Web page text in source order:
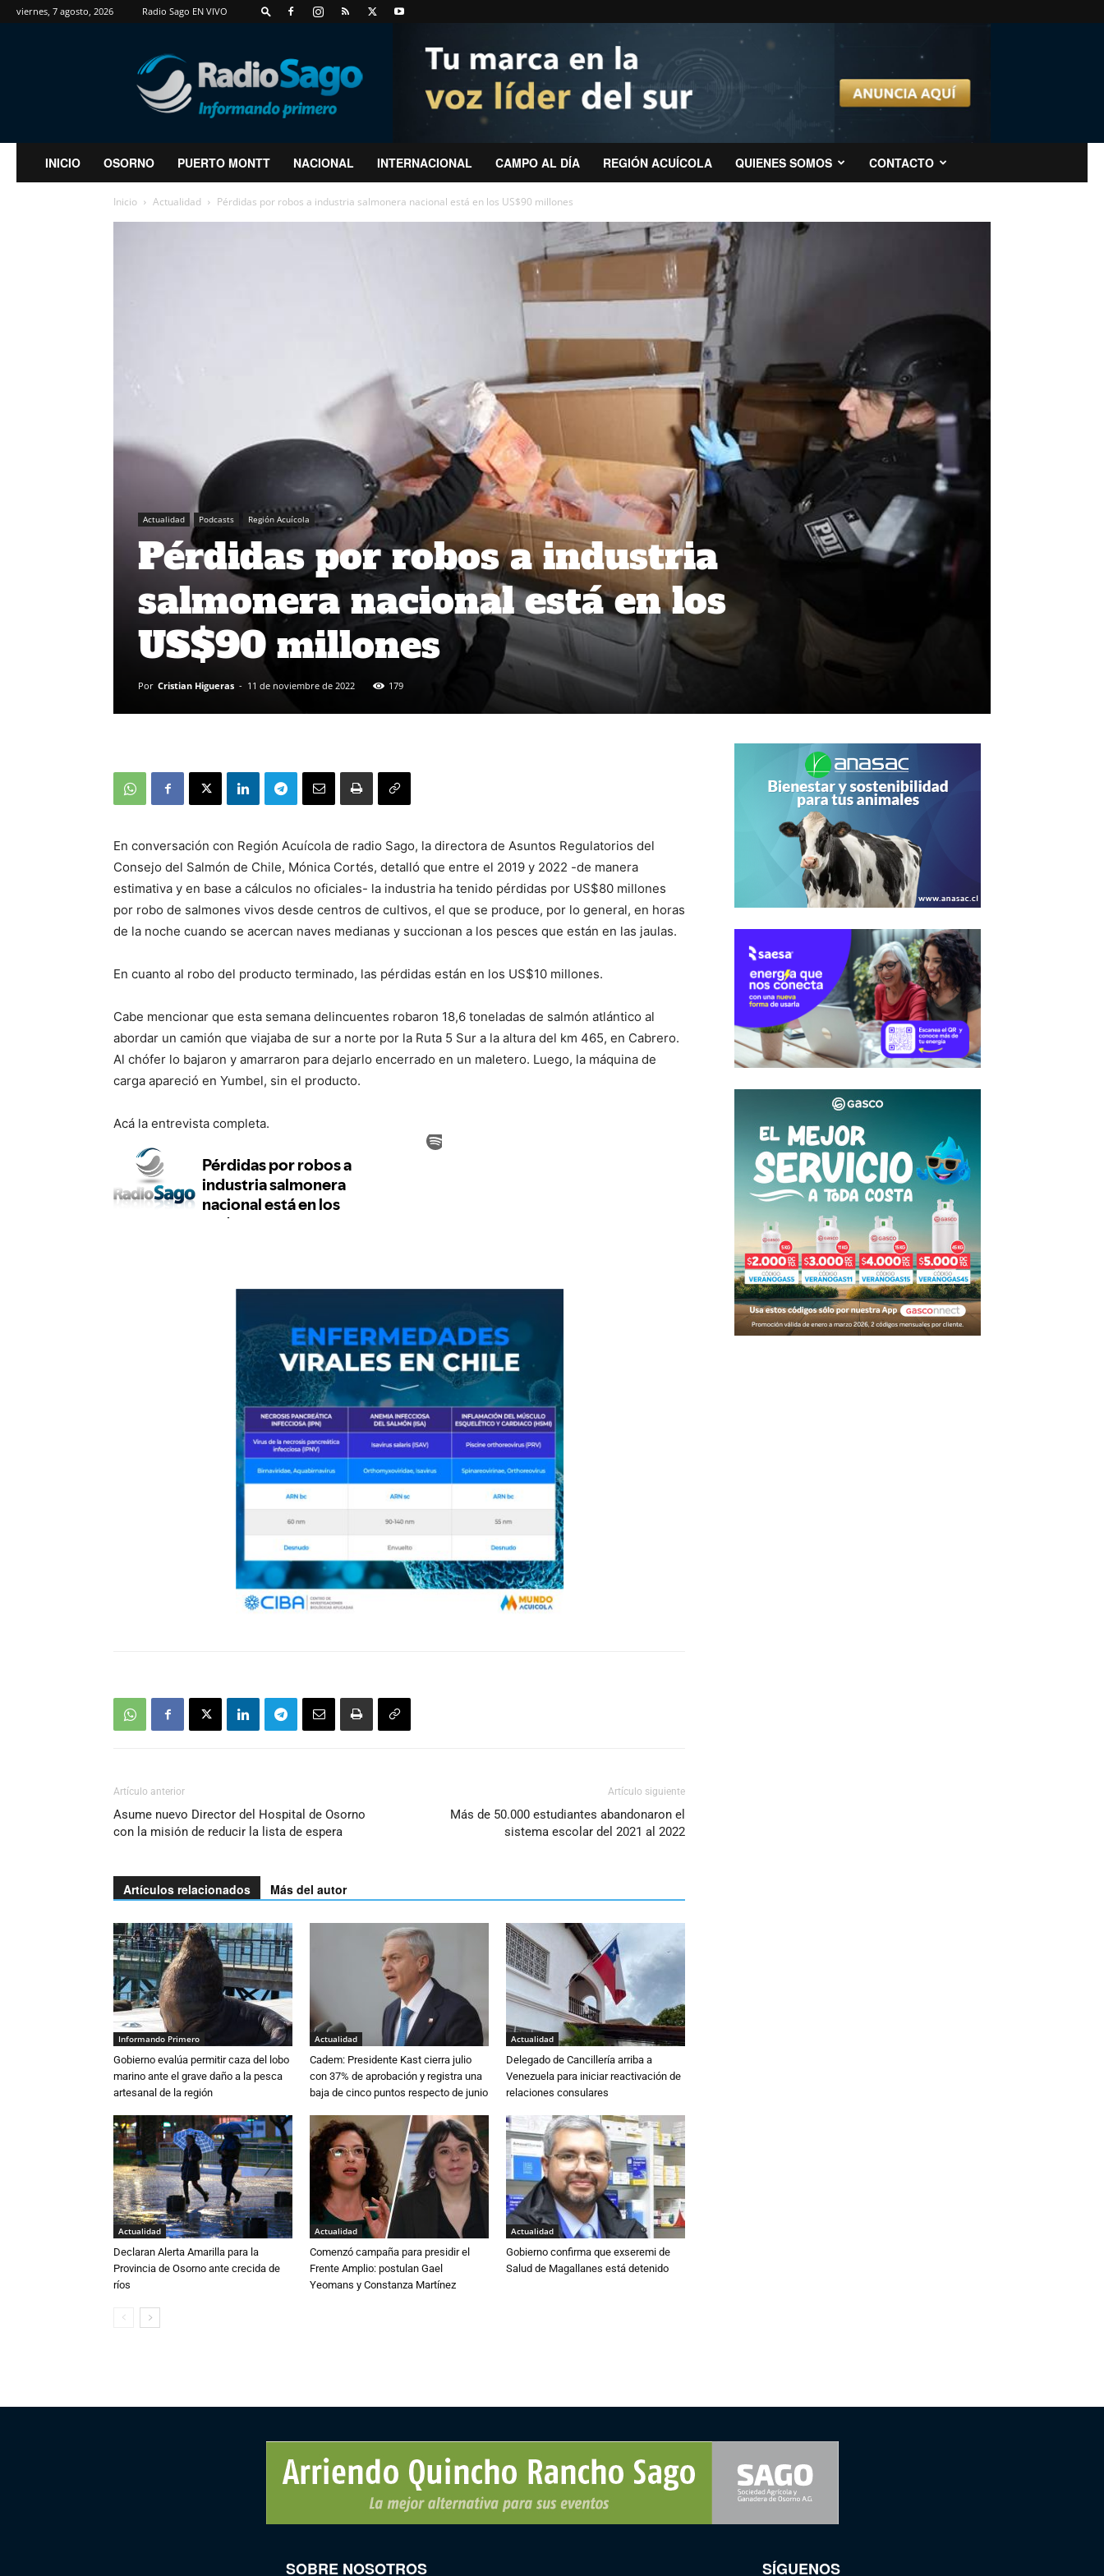
viernes, 7 agosto, 2026 Radio Sago EN VIVO
RadioSago
INICIO OSORNO PUERTO MONTT NACIONAL INTERNACIONAL CAMPO AL DÍA REGIÓN ACUÍCOLA QUIENES SOMOS CONTACTO
Inicio Actualidad Pérdidas por robos a industria salmonera nacional está en los US$90 millones
Actualidad Podcasts Región Acuícola
Pérdidas por robos a industria
salmonera nacional está en los
US$90 millones
Por Cristian Higueras - 11 de noviembre de 2022 179
En conversación con Región Acuícola de radio Sago, la directora de Asuntos Regulatorios del
Consejo del Salmón de Chile, Mónica Cortés, detalló que entre el 2019 y 2022 -de manera
estimativa y en base a cálculos no oficiales- la industria ha tenido pérdidas por US$80 millones
por robo de salmones vivos desde centros de cultivos, el que se produce, por lo general, en horas
de la noche cuando se acercan naves medianas y succionan a los pesces que están en las jaulas.
En cuanto al robo del producto terminado, las pérdidas están en los US$10 millones.
Cabe mencionar que esta semana delincuentes robaron 18,6 toneladas de salmón atlántico al
abordar un camión que viajaba de sur a norte por la Ruta 5 Sur a la altura del km 465, en Cabrero.
Al chófer lo bajaron y amarraron para dejarlo encerrado en un maletero. Luego, la máquina de
carga apareció en Yumbel, sin el producto.
Acá la entrevista completa.
Artículo anterior
Asume nuevo Director del Hospital de Osorno
con la misión de reducir la lista de espera
Artículo siguiente
Más de 50.000 estudiantes abandonaron el
sistema escolar del 2021 al 2022
Artículos relacionados Más del autor
Informando Primero
Gobierno evalúa permitir caza del lobo
marino ante el grave daño a la pesca
artesanal de la región
Actualidad
Cadem: Presidente Kast cierra julio
con 37% de aprobación y registra una
baja de cinco puntos respecto de junio
Actualidad
Delegado de Cancillería arriba a
Venezuela para iniciar reactivación de
relaciones consulares
Actualidad
Declaran Alerta Amarilla para la
Provincia de Osorno ante crecida de
ríos
Actualidad
Comenzó campaña para presidir el
Frente Amplio: postulan Gael
Yeomans y Constanza Martínez
Actualidad
Gobierno confirma que exseremi de
Salud de Magallanes está detenido
SOBRE NOSOTROS SÍGUENOS